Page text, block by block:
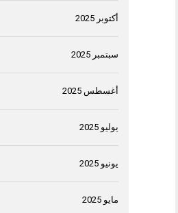
أكتوبر 2025
سبتمبر 2025
أغسطس 2025
يوليو 2025
يونيو 2025
مايو 2025